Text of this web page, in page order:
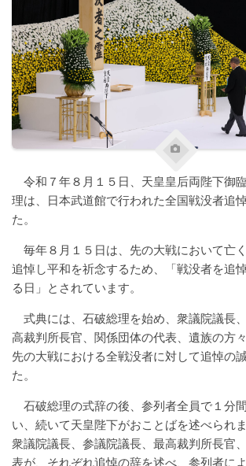
令和７年８月１５日、天皇皇后両陛下御
理は、日本武道館で行われた全国戦没者追
た。
毎年８月１５日は、先の大戦において亡
追悼し平和を祈念するため、「戦没者を追
る日」とされています。
式典には、石破総理を始め、衆議院議長
高裁判所長官、関係団体の代表、遺族の方
先の大戦における全戦没者に対して追悼の
た。
石破総理の式辞の後、参列者全員で１分
い、続いて天皇陛下がおことばを述べられ
衆議院議長、参議院議長、最高裁判所長官
表が、それぞれ追悼の辞を述べ、参列者に